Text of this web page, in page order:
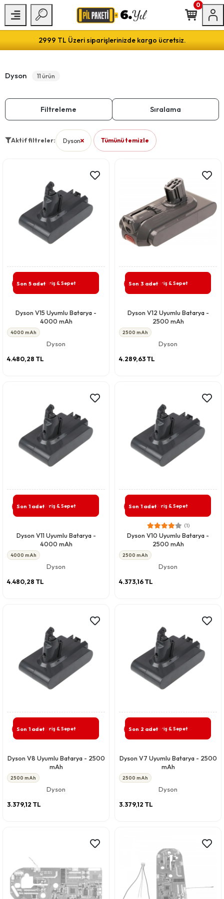
2999 TL Üzeri siparişlerinizde kargo ücretsiz.
0
Dyson 11 ürün
Filtreleme Sıralama
Aktif filtreler: Dyson
filtresini kaldırTümünü temizle
Son 5 adetGiriş & Sepet
Dyson V15 Uyumlu Batarya -
4000 mAh
4000 mAh
Dyson
4.480,28 TL
Son 3 adetGiriş & Sepet
Dyson V12 Uyumlu Batarya -
2500 mAh
2500 mAh
Dyson
4.289,63 TL
Son 1 adetGiriş & Sepet
Dyson V11 Uyumlu Batarya -
4000 mAh
4000 mAh
Dyson
4.480,28 TL
Son 1 adetGiriş & Sepet
(1)
Dyson V10 Uyumlu Batarya -
2500 mAh
2500 mAh
Dyson
4.373,16 TL
Son 1 adetGiriş & Sepet
Dyson V8 Uyumlu Batarya - 2500
mAh
2500 mAh
Dyson
3.379,12 TL
Son 2 adetGiriş & Sepet
Dyson V7 Uyumlu Batarya - 2500
mAh
2500 mAh
Dyson
3.379,12 TL